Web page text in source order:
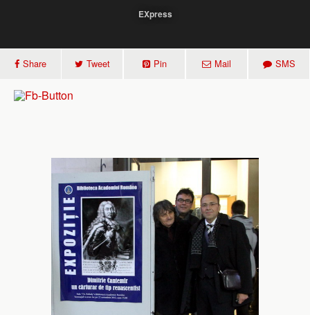
EXpress
Share Tweet Pin Mail SMS